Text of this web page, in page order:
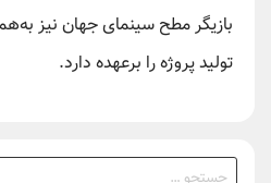
بازیگر مطح سینمای جهان نیز
تولید پروژه را برعهده دارد.
جستجو